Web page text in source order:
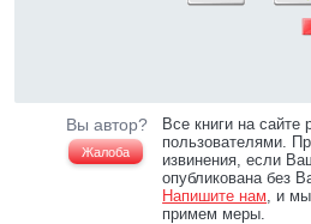
Вы автор?
Жалоба
Все книги на сайте
пользователями.
извинения, если
опубликована без
Напишите нам, и
примем меры.